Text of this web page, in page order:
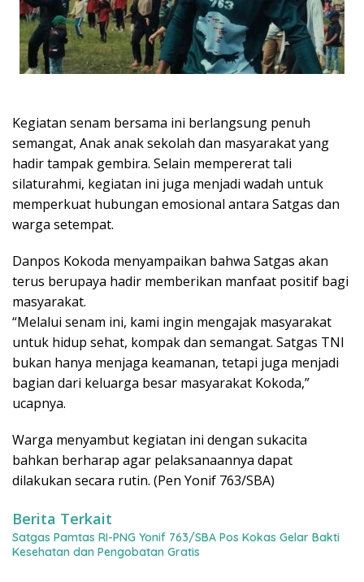
Kegiatan senam bersama ini berlangsung penuh
semangat, Anak anak sekolah dan masyarakat yang
hadir tampak gembira. Selain mempererat tali
silaturahmi, kegiatan ini juga menjadi wadah untuk
memperkuat hubungan emosional antara Satgas dan
warga setempat.
Danpos Kokoda menyampaikan bahwa Satgas akan
terus berupaya hadir memberikan manfaat positif bagi
masyarakat.
“Melalui senam ini, kami ingin mengajak masyarakat
untuk hidup sehat, kompak dan semangat. Satgas TNI
bukan hanya menjaga keamanan, tetapi juga menjadi
bagian dari keluarga besar masyarakat Kokoda,”
ucapnya.
Warga menyambut kegiatan ini dengan sukacita
bahkan berharap agar pelaksanaannya dapat
dilakukan secara rutin. (Pen Yonif 763/SBA)
Berita Terkait
Satgas Pamtas RI-PNG Yonif 763/SBA Pos Kokas Gelar Bakti
Kesehatan dan Pengobatan Gratis